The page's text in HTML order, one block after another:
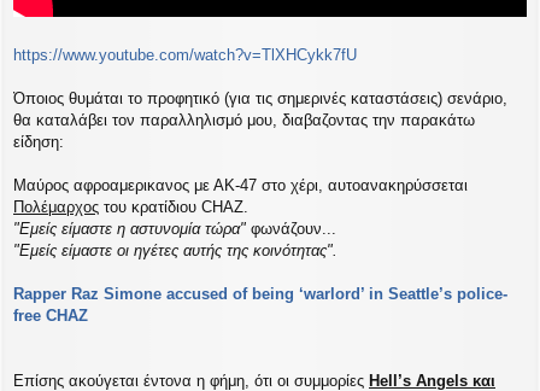
https://www.youtube.com/watch?v=TlXHCykk7fU
Όποιος θυμάται το προφητικό (για τις σημερινές καταστάσεις) σενάριο,
θα καταλάβει τον παραλληλισμό μου, διαβαζοντας την παρακάτω
είδηση:
Mαύρος αφροαμερικανος με ΑΚ-47 στο χέρι, αυτοανακηρύσσεται
Πολέμαρχος του κρατίδιου CHAZ.
"Eμείς είμαστε η αστυνομία τώρα" φωνάζουν...
"Εμείς είμαστε οι ηγέτες αυτής της κοινότητας".
Rapper Raz Simone accused of being ‘warlord’ in Seattle’s police-
free CHAZ
Επίσης ακούγεται έντονα η φήμη, ότι οι συμμορίες Hell’s Angels και